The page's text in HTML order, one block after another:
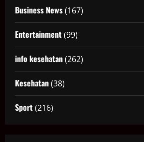
Business News(167)
Entertainment(99)
info kesehatan(262)
Kesehatan(38)
Sport(216)